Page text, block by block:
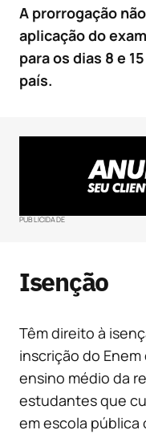
A prorrogação
aplicação do
para os dias 8 e
país.
PUBLICIDADE
Isenção
Têm direito à
inscrição do
ensino médio da
estudantes que
em escola pública